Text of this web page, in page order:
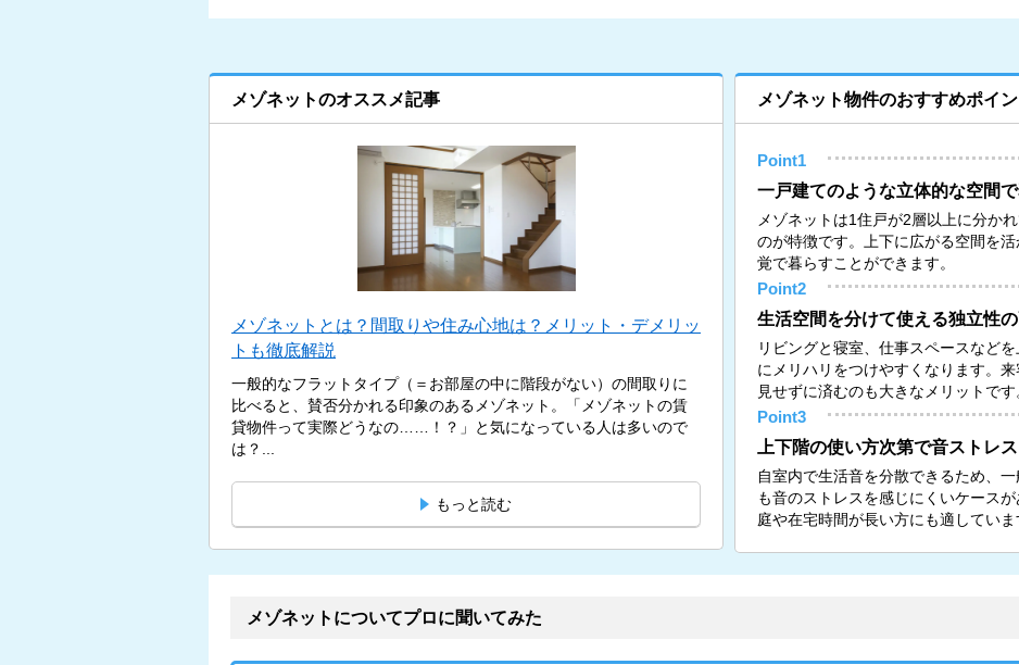
メゾネットのオススメ記事
メゾネットとは？間取りや住み心地は？メリット・デメリッ
トも徹底解説
一般的なフラットタイプ（＝お部屋の中に階段がない）の間取りに
比べると、賛否分かれる印象のあるメゾネット。「メゾネットの賃
貸物件って実際どうなの……！？」と気になっている人は多いので
は？...
もっと読む
メゾネット物件のおすすめポイン
Point1
一戸建てのような立体的な空間
メゾネットは1住戸が2層以上に分か
のが特徴です。上下に広がる空間を
覚で暮らすことができます。
Point2
生活空間を分けて使える独立性
リビングと寝室、仕事スペースなど
にメリハリをつけやすくなります。
見せずに済むのも大きなメリットです
Point3
上下階の使い方次第で音ストレ
自室内で生活音を分散できるため、
も音のストレスを感じにくいケース
庭や在宅時間が長い方にも適していま
メゾネットについてプロに聞いてみた